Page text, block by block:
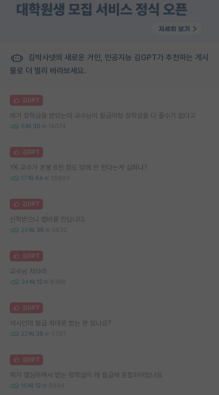
김박사넷의 새로운 거인, 인공지능 김GPT가 추천하는 게시
물로 더 멀리 바라보세요.
김GPT
제가 장학금을 받았는데 교수님이 월급이랑 장학금을 다 줄수가 없다고
6 30 14074
김GPT
YK 교수가 본봉 6천 정도 밖에 안 한다는게 실화냐?
17 64 25893
김GPT
산학받으니 랩비를 깐답니다.
20 36 5632
김GPT
교수님 차라리
34 12 6368
김GPT
석사인데 월급 최대로 받는 분 있나요?
22 36 5701
김GPT
제가 열심히해서 받는 장학금이 왜 월급에 포함되어있나요
16 12 9934